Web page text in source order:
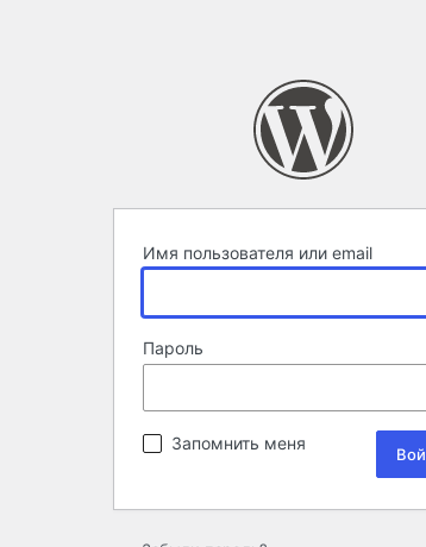
Имя пользователя или email
Пароль
Запомнить меня